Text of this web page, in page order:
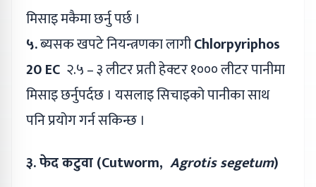
मिसाइ मकैमा छर्नु पर्छ ।
५.ब्यसक खपटे नियन्त्रणका लागीChlorpyriphos
20 EC २.५ – ३ लीटर प्रती हेक्टर १००० लीटर पानीमा
मिसाइ छर्नुपर्दछ । यसलाइ सिचाइको पानीका साथ
पनि प्रयोग गर्न सकिन्छ ।
३. फेद कटुवा (Cutworm, Agrotis segetum)